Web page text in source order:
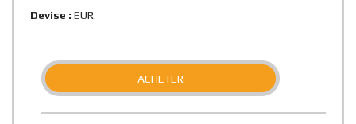
Devise : EUR
ACHETER